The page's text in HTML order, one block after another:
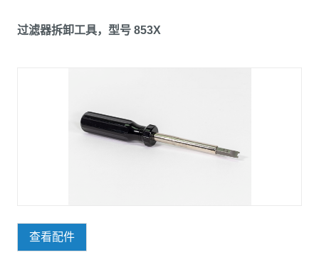
过滤器拆卸工具，型号 853X
查看配件